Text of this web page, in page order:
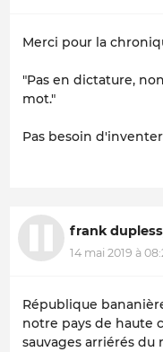
Merci pour la
"Pas en dictature,
mot."
Pas besoin
frank
14 mai 2019 à
République
notre pays de haute
sauvages arriérés du